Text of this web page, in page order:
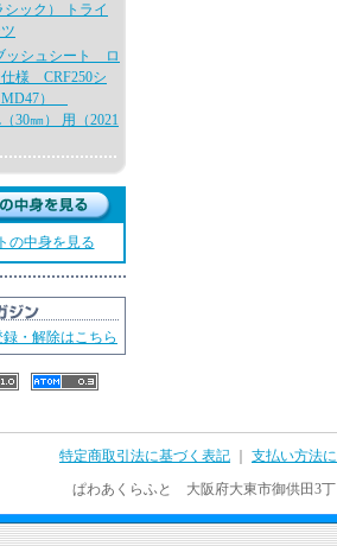
シック） トライ
ッシュシート ロ
仕様 CRF250シ
MD47）
30㎜） 用（2021
の中身を見る
録・解除はこちら
特定商取引法に基づく表記
支払い方法
ぱわあくらふと 大阪府大東市御供田3